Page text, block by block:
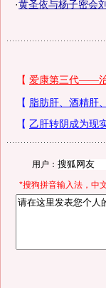
·黄圣依与杨子密会
用户：
*搜狗拼音输入法，中